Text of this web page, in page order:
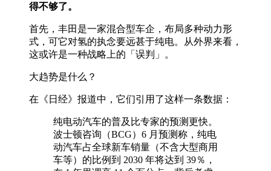
得不够了。
首先，丰田是一家混合型车企，布局多种动力形
式，可它对氢的执念要远甚于纯电。从外界来看，
这或许是一种战略上的「误判」。
大趋势是什么？
在《日经》报道中，它们引用了这样一条数据：
纯电动汽车的普及比专家的预测更快。
波士顿咨询（BCG）6 月预测称，纯电
动汽车占全球新车销量（不含大型商用
车等）的比例到 2030 年将达到 39％，